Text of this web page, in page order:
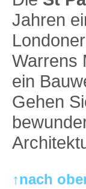
Jahren
Warrens
ein
Gehen
↑nach